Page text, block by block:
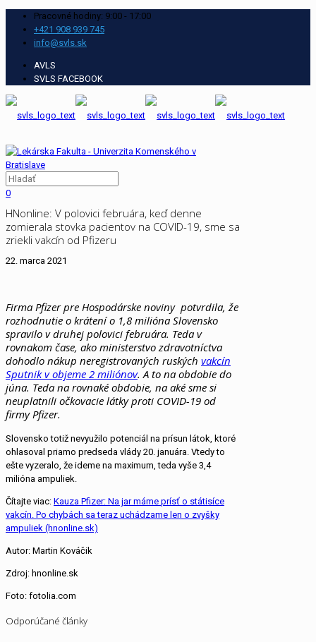
Pracovné hodiny: 9:00 - 17:00
+421 908 939 745
info@svls.sk
AVLS
SVLS FACEBOOK
0
HNonline: V polovici februára, keď denne
zomierala stovka pacientov na COVID-19, sme sa
zriekli vakcín od Pfizeru
22. marca 2021
Firma Pfizer pre Hospodárske noviny potvrdila, že
rozhodnutie o krátení o 1,8 milióna Slovensko
spravilo v druhej polovici februára. Teda v
rovnakom čase, ako ministerstvo zdravotníctva
dohodlo nákup neregistrovaných ruských vakcín
Sputnik v objeme 2 miliónov. A to na obdobie do
júna. Teda na rovnaké obdobie, na aké sme si
neuplatnili očkovacie látky proti COVID-19 od
firmy Pfizer.
Slovensko totiž nevyužilo potenciál na prísun látok, ktoré
ohlasoval priamo predseda vlády 20. januára. Vtedy to
ešte vyzeralo, že ideme na maximum, teda vyše 3,4
milióna ampuliek.
Čítajte viac: Kauza Pfizer: Na jar máme prísť o státisíce
vakcín. Po chybách sa teraz uchádzame len o zvyšky
ampuliek (hnonline.sk)
Autor: Martin Kováčik
Zdroj: hnonline.sk
Foto: fotolia.com
Odporúčané články